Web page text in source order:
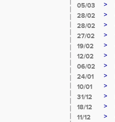
05/03
>
28/02
>
28/02
>
27/02
>
19/02
>
12/02
>
06/02
>
24/01
>
10/01
>
31/12
>
18/12
>
11/12
>